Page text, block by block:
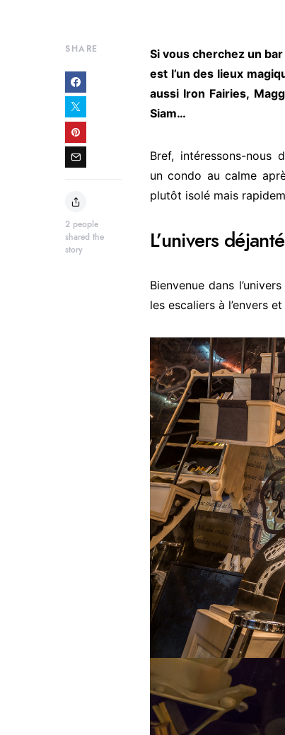
SHARE
2 people
shared the
story
Si vous cherchez un
est l’un des lieux
aussi Iron Fairies,
Siam…
Bref, intéressons-nous
un condo au calme
plutôt isolé mais
L’univers
Bienvenue dans
les escaliers à l’envers